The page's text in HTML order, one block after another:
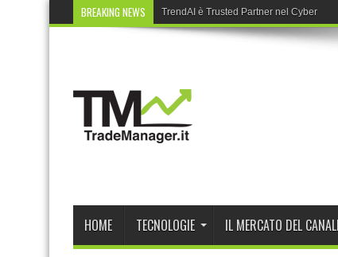
BREAKING NEWS TrendAI è Trusted Partner nel Cyber
HOME TECNOLOGIE IL MERCATO DEL